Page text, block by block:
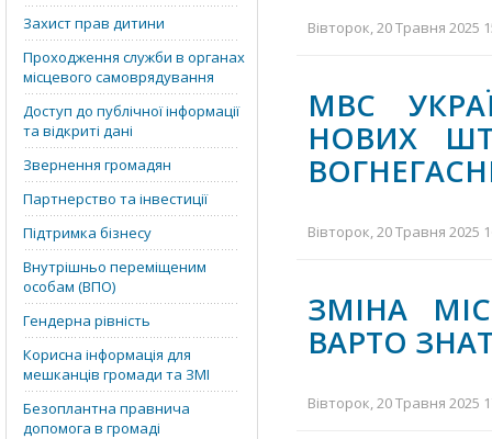
Захист прав дитини
Проходження служби в органах
місцевого самоврядування
Доступ до публічної інформації
та відкриті дані
Звернення громадян
Партнерство та інвестиції
Підтримка бізнесу
Внутрішньо переміщеним
особам (ВПО)
Гендерна рівність
Корисна інформація для
мешканців громади та ЗМІ
Безоплантна правнича
допомога в громаді
Вівторок, 20 Травня 2025
МВС
НОВИХ
Вівторок, 20 Травня 2025
ЗМІНА
ВАРТО
Вівторок, 20 Травня 2025